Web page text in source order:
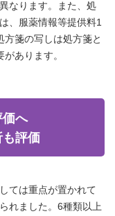
なります。また、処
、服薬情報等提供料1
方箋の写しは処方箋と
あります。
価へ
も評価
ては重点が置かれて
れました。6種類以上